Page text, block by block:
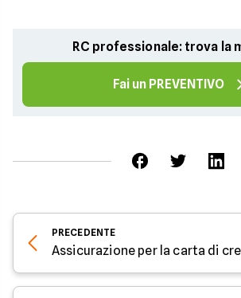
RC professionale: trova la
Fai un PREVENTIVO
PRECEDENTE
Assicurazione per la carta di